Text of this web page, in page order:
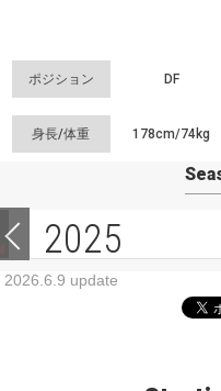
ポジション DF
身長/体重 178cm/74kg
2025
2026.6.9 update